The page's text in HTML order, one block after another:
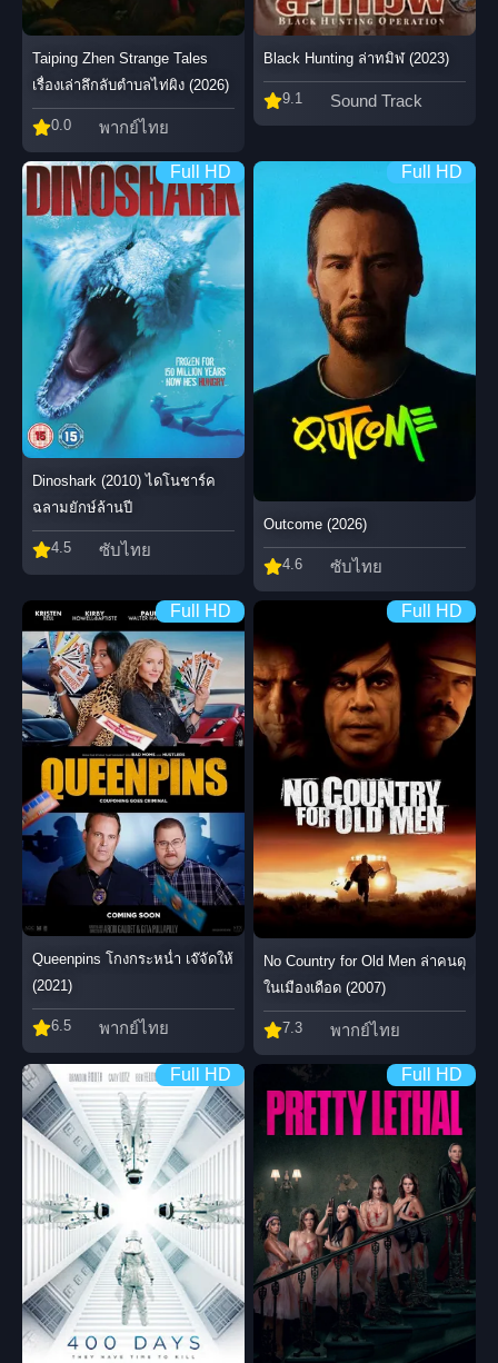
Taiping Zhen Strange Tales
เรื่องเล่าลึกลับตำบลไท่ผิง (2026)
0.0 พากย์ไทย
Black Hunting ล่าทมิฬ (2023)
9.1 Sound Track
Full HD
Dinoshark (2010) ไดโนชาร์ค
ฉลามยักษ์ล้านปี
4.5 ซับไทย
Full HD
Outcome (2026)
4.6 ซับไทย
Full HD
Queenpins โกงกระหน่ำ เจ๊จัดให้
(2021)
6.5 พากย์ไทย
Full HD
No Country for Old Men ล่าคนดุ
ในเมืองเดือด (2007)
7.3 พากย์ไทย
Full HD Full HD